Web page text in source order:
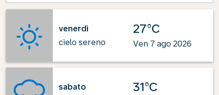
venerdì
cielo sereno
27°C
Ven 7 ago 2026
sabato
31°C